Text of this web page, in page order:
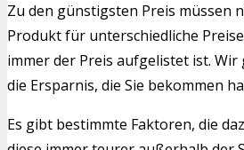
Zu den günstigsten Preis müssen
Produkt für unterschiedliche
immer der Preis aufgelistet ist.
die Ersparnis, die Sie bekommen
Es gibt bestimmte Faktoren, die